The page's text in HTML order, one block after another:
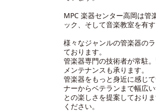
MPC 楽器センター高岡は管
ック、そして音楽教室を有す
様々なジャンルの管楽器の
ております。
管楽器専門の技術者が常駐
メンテナンスも承ります。
管楽器をもっと身近に感じ
ナーからベテランまで幅広
との楽しさを提案しており
ください。